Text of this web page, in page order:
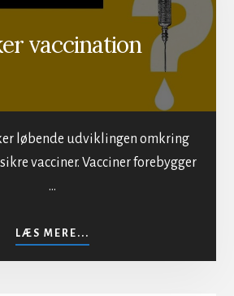
vaccination
løbende udviklingen omkring
vacciner. Vacciner forebygger
…
LÆS MERE...
SIKKER